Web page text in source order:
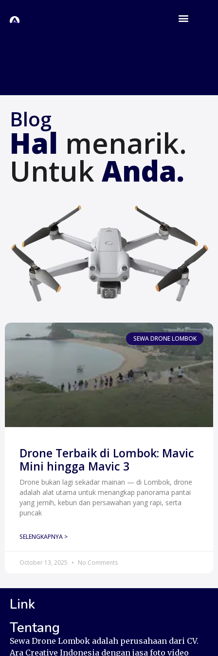
Blog
Hal menarik.
Untuk Anda.
SEWA DRONE LOMBOK
Drone Terbaik di Lombok: Mavic
Mini hingga Mavic 3
Drone bukan lagi sekadar mainan — di Lombok, drone
adalah alat utama untuk menangkap panorama pantai
yang jernih, kebun dan persawahan yang rapi, serta
puncak
SELENGKAPNYA >
October 13, 2025 No Comments
Link
Tentang
Sewa Drone Lombok adalah perusahaan dari CV.
Ara Creative Indonesia dengan jasa foto video